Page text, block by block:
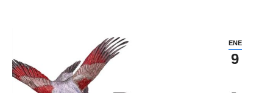
ENE
9